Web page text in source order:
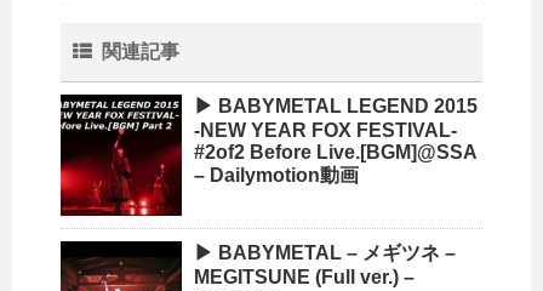
関連記事
▶ BABYMETAL LEGEND 2015
-NEW YEAR FOX FESTIVAL-
#2of2 Before Live.[BGM]@SSA
– Dailymotion動画
▶ BABYMETAL – メギツネ –
MEGITSUNE (Full ver.) –